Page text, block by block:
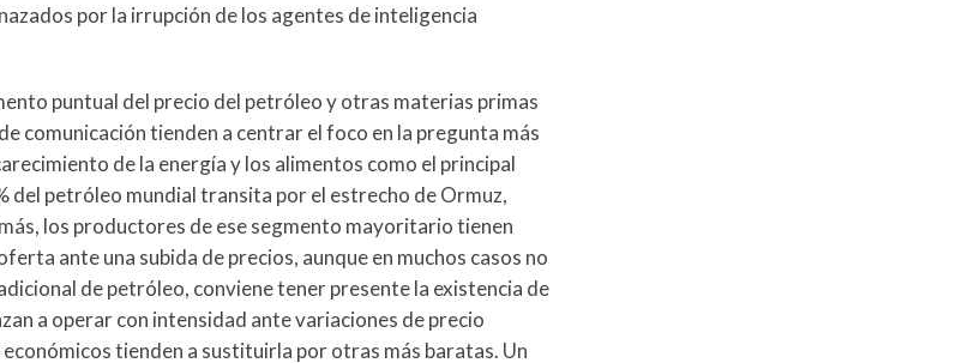
por la irrupción de los agentes de inteligencia
puntual del precio del petróleo y otras materias primas
comunicación tienden a centrar el foco en la pregunta más
de la energía y los alimentos como el principal
del petróleo mundial transita por el estrecho de Ormuz,
los productores de ese segmento mayoritario tienen
ante una subida de precios, aunque en muchos casos no
de petróleo, conviene tener presente la existencia de
a operar con intensidad ante variaciones de precio
tienden a sustituirla por otras más baratas. Un